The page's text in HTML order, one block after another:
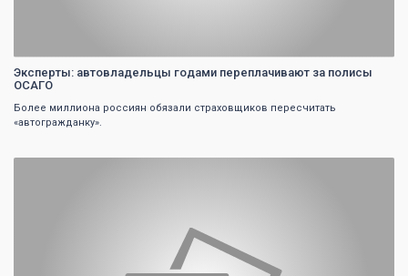
Эксперты: автовладельцы годами переплачивают за полисы
ОСАГО
Более миллиона россиян обязали страховщиков пересчитать
«автогражданку».